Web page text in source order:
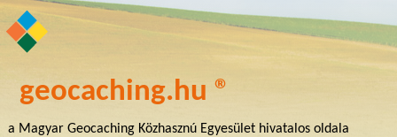
geocaching.hu ®
a Magyar Geocaching Közhasznú Egyesület hivatalos oldala